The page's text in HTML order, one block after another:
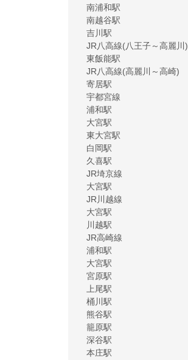
南浦和駅
南越谷駅
吉川駅
JR八高線(八王子～高麗川)
東飯能駅
JR八高線(高麗川～高崎)
寄居駅
宇都宮線
浦和駅
大宮駅
東大宮駅
白岡駅
久喜駅
JR埼京線
大宮駅
JR川越線
大宮駅
川越駅
JR高崎線
浦和駅
大宮駅
宮原駅
上尾駅
桶川駅
熊谷駅
籠原駅
深谷駅
本庄駅